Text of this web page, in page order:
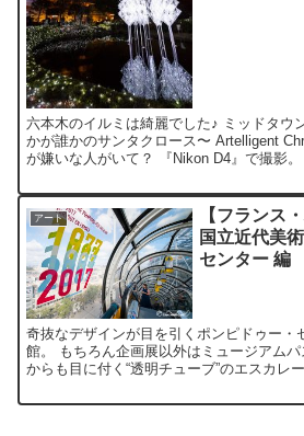
六本木のイルミは綺麗でした♪ ミッドタウ
かが誰かのサンタクロース〜 Artelligent
が嫌いな人がいて？ 『Nikon D4』で撮影。
アート
【フランス
国立近代美
センター 編
奇抜なデザインが目を引くポンピドゥー・
館。 もちろん企画展以外はミュージアム
からも目に付く“透明チューブ”のエスカレ